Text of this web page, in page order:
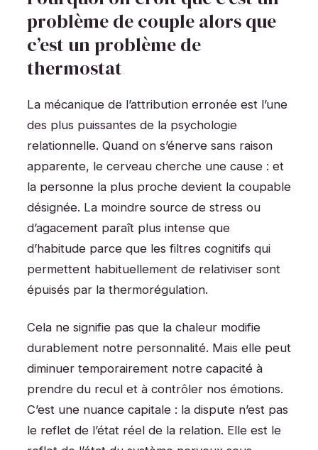
problème de couple alors que
c’est un problème de
thermostat
La mécanique de l’attribution erronée est l’une
des plus puissantes de la psychologie
relationnelle. Quand on s’énerve sans raison
apparente, le cerveau cherche une cause : et
la personne la plus proche devient la coupable
désignée. La moindre source de stress ou
d’agacement paraît plus intense que
d’habitude parce que les filtres cognitifs qui
permettent habituellement de relativiser sont
épuisés par la thermorégulation.
Cela ne signifie pas que la chaleur modifie
durablement notre personnalité. Mais elle peut
diminuer temporairement notre capacité à
prendre du recul et à contrôler nos émotions.
C’est une nuance capitale : la dispute n’est pas
le reflet de l’état réel de la relation. Elle est le